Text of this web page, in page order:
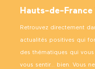
Hauts-de-France
Retrouvez directement
actualités positives qui
des thématiques qui
vous sentir… bien. Vous